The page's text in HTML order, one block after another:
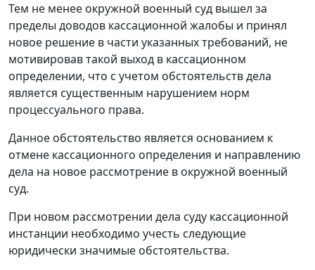
Тем не менее окружной военный суд вышел за
пределы доводов кассационной жалобы и принял
новое решение в части указанных требований, не
мотивировав такой выход в кассационном
определении, что с учетом обстоятельств дела
является существенным нарушением норм
процессуального права.
Данное обстоятельство является основанием к
отмене кассационного определения и направлению
дела на новое рассмотрение в окружной военный
суд.
При новом рассмотрении дела суду кассационной
инстанции необходимо учесть следующие
юридически значимые обстоятельства.